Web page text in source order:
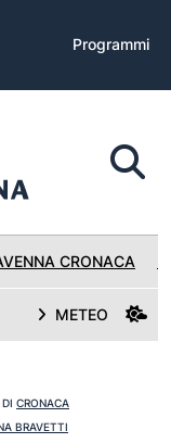
Programmi
CRONACA
METEO
CRONACA
BRAVETTI